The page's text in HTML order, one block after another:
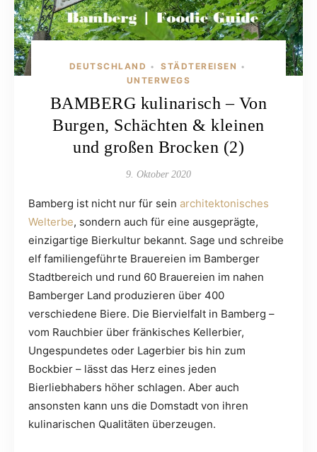
DEUTSCHLAND • STÄDTEREISEN •
UNTERWEGS
BAMBERG kulinarisch – Von
Burgen, Schächten & kleinen
und großen Brocken (2)
9. Oktober 2020
Bamberg ist nicht nur für sein architektonisches
Welterbe, sondern auch für eine ausgeprägte,
einzigartige Bierkultur bekannt. Sage und schreibe
elf familiengeführte Brauereien im Bamberger
Stadtbereich und rund 60 Brauereien im nahen
Bamberger Land produzieren über 400
verschiedene Biere. Die Biervielfalt in Bamberg –
vom Rauchbier über fränkisches Kellerbier,
Ungespundetes oder Lagerbier bis hin zum
Bockbier – lässt das Herz eines jeden
Bierliebhabers höher schlagen. Aber auch
ansonsten kann uns die Domstadt von ihren
kulinarischen Qualitäten überzeugen.